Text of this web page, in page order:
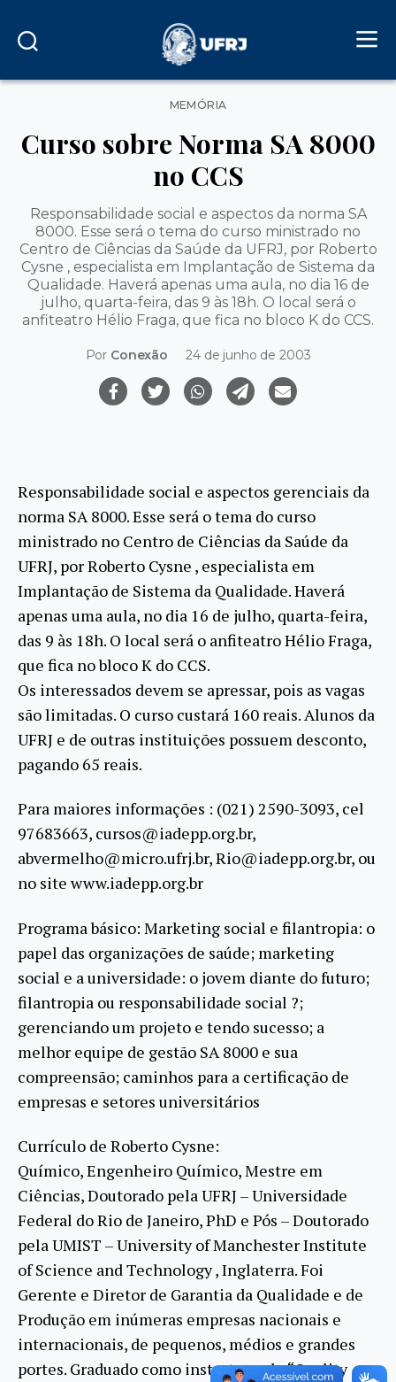
Categorias
MEMÓRIA
Curso sobre Norma SA 8000
no CCS
Responsabilidade social e aspectos da norma SA
8000. Esse será o tema do curso ministrado no
Centro de Ciências da Saúde da UFRJ, por Roberto
Cysne , especialista em Implantação de Sistema da
Qualidade. Haverá apenas uma aula, no dia 16 de
julho, quarta-feira, das 9 às 18h. O local será o
anfiteatro Hélio Fraga, que fica no bloco K do CCS.
Por Conexão 24 de junho de 2003
Responsabilidade social e aspectos gerenciais da
norma SA 8000. Esse será o tema do curso
ministrado no Centro de Ciências da Saúde da
UFRJ, por Roberto Cysne , especialista em
Implantação de Sistema da Qualidade. Haverá
apenas uma aula, no dia 16 de julho, quarta-feira,
das 9 às 18h. O local será o anfiteatro Hélio Fraga,
que fica no bloco K do CCS.
Os interessados devem se apressar, pois as vagas
são limitadas. O curso custará 160 reais. Alunos da
UFRJ e de outras instituições possuem desconto,
pagando 65 reais.
Para maiores informações : (021) 2590-3093, cel
97683663, cursos@iadepp.org.br,
abvermelho@micro.ufrj.br, Rio@iadepp.org.br, ou
no site www.iadepp.org.br
Programa básico: Marketing social e filantropia: o
papel das organizações de saúde; marketing
social e a universidade: o jovem diante do futuro;
filantropia ou responsabilidade social ?;
gerenciando um projeto e tendo sucesso; a
melhor equipe de gestão SA 8000 e sua
compreensão; caminhos para a certificação de
empresas e setores universitários
Currículo de Roberto Cysne:
Químico, Engenheiro Químico, Mestre em
Ciências, Doutorado pela UFRJ – Universidade
Federal do Rio de Janeiro, PhD e Pós – Doutorado
pela UMIST – University of Manchester Institute
of Science and Technology , Inglaterra. Foi
Gerente e Diretor de Garantia da Qualidade e de
Produção em inúmeras empresas nacionais e
internacionais, de pequenos, médios e grandes
portes. Graduado como instrutor pelo “Quality